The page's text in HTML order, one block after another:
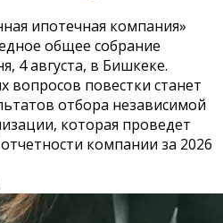
ипотечная компания»
общее собрание
4 августа, в Бишкеке.
повестки станет
отбора независимой
которая проведет
компании за 2026